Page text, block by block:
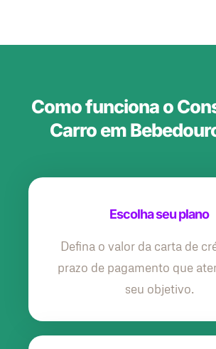
Como funciona o
Carro em
Escolha seu plano
Defina o valor da carta de
prazo de pagamento que
seu objetivo.